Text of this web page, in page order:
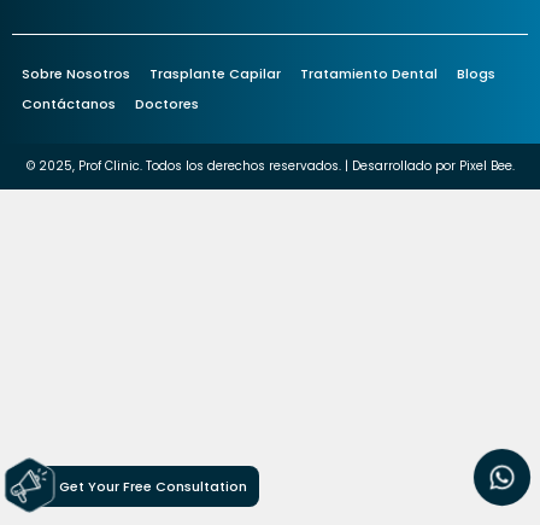
Get Your Free Consultation
Sobre Nosotros Trasplante Capilar Tratamiento Dental
Blogs
Contáctanos
Doctores
© 2025, Prof Clinic. Todos los derechos reservados. | Desarrollado por Pixel Bee.